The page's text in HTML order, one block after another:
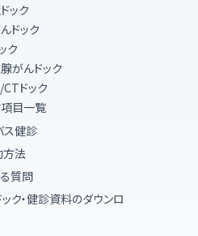
ック
ドック
ク
がんドック
ドック
目一覧
ス健診
方法
質問
ク・健診資料のダウンロ